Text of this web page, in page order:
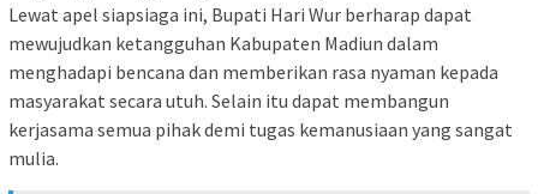
Lewat apel siapsiaga ini, Bupati Hari Wur berharap dapat
mewujudkan ketangguhan Kabupaten Madiun dalam
menghadapi bencana dan memberikan rasa nyaman kepada
masyarakat secara utuh. Selain itu dapat membangun
kerjasama semua pihak demi tugas kemanusiaan yang sangat
mulia.